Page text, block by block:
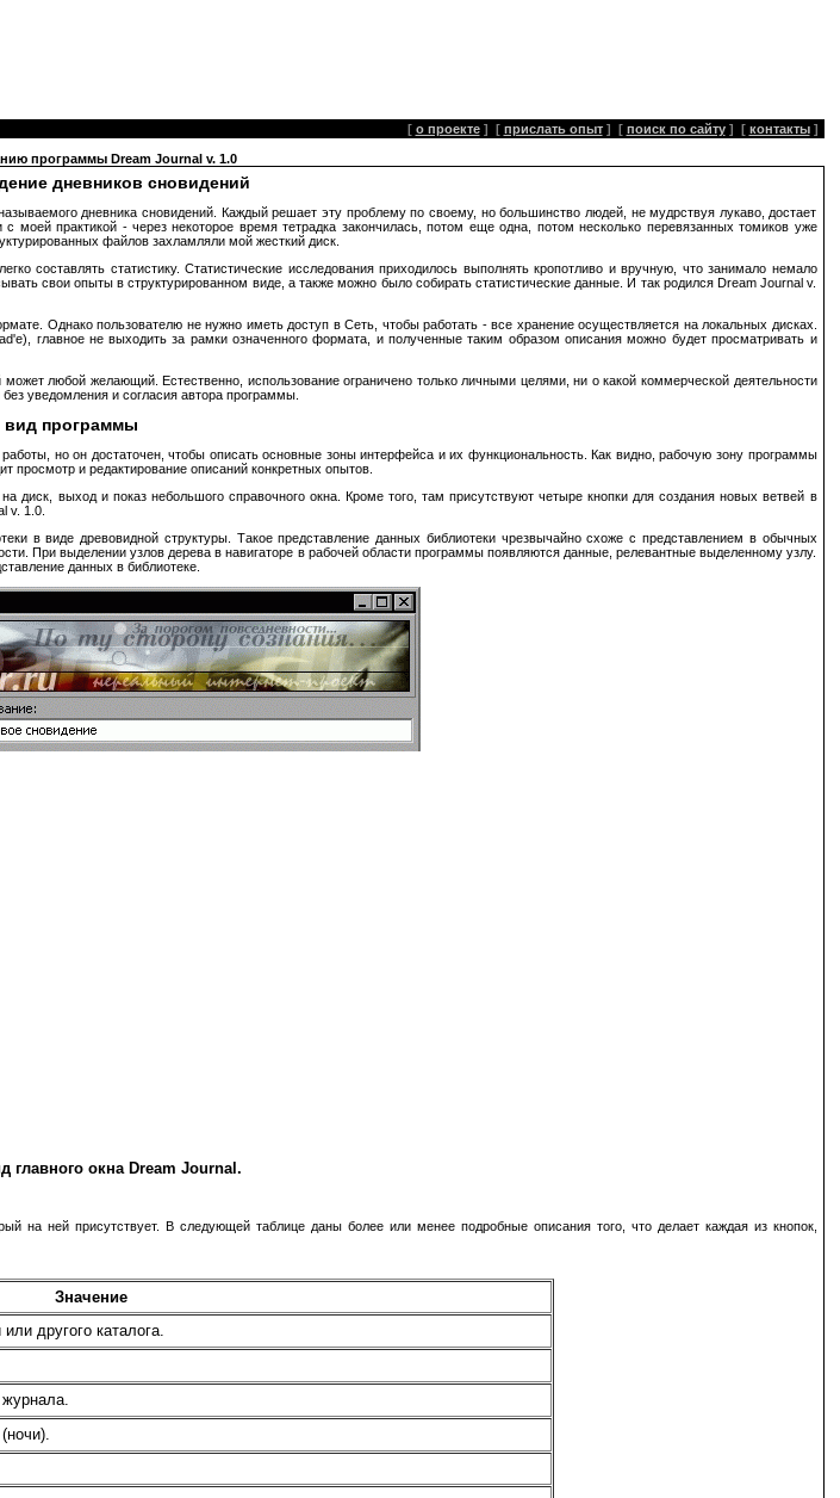
[ о проекте ] [ прислать опыт ] [ поиск по сайту ] [ контакты ]
программы Dream Journal v. 1.0
дневников сновидений
дневника сновидений. Каждый решает эту проблему по своему, но большинство людей, не мудрствуя лукаво, достает
практикой - через некоторое время тетрадка закончилась, потом еще одна, потом несколько перевязанных томиков уже
файлов захламляли мой жесткий диск.
составлять статистику. Статистические исследования приходилось выполнять кропотливо и вручную, что занимало немало
свои опыты в структурированном виде, а также можно было собирать статистические данные. И так родился Dream Journal v.
Однако пользователю не нужно иметь доступ в Сеть, чтобы работать - все хранение осуществляется на локальных дисках.
главное не выходить за рамки означенного формата, и полученные таким образом описания можно будет просматривать и
любой желающий. Естественно, использование ограничено только личными целями, ни о какой коммерческой деятельности
уведомления и согласия автора программы.
программы
но он достаточен, чтобы описать основные зоны интерфейса и их функциональность. Как видно, рабочую зону программы
просмотр и редактирование описаний конкретных опытов.
выход и показ небольшого справочного окна. Кроме того, там присутствуют четыре кнопки для создания новых ветвей в
v. 1.0.
в виде древовидной структуры. Такое представление данных библиотеки чрезвычайно схоже с представлением в обычных
При выделении узлов дерева в навигаторе в рабочей области программы появляются данные, релевантные выделенному узлу.
данных в библиотеке.
главного окна Dream Journal.
на ней присутствует. В следующей таблице даны более или менее подробные описания того, что делает каждая из кнопок,
Значение
другого каталога.